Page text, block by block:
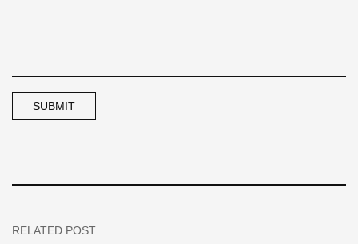
RELATED POST